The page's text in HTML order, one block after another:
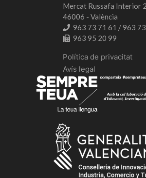
Mercat Russafa Interior
46006 - València
963 73 71 61 / 963
963 95 20 99
Política de privacitat
Avís legal